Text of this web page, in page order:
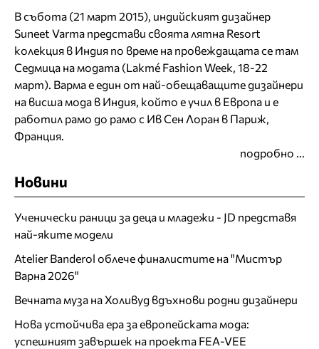
В събота (21 март 2015), индийският дизайнер
Suneet Varma представи своята лятна Resort
колекция в Индия по време на провеждащата се там
Седмица на модата (Lakmé Fashion Week, 18-22
март). Варма е един от най-обещаващите дизайнери
на висша мода в Индия, който е учил в Европа и е
работил рамо до рамо с Ив Сен Лоран в Париж,
Франция.
подробно ...
Новини
Ученически раници за деца и младежи - JD представя
най-яките модели
Atelier Banderol облече финалистите на "Мистър
Варна 2026"
Вечната муза на Холивуд вдъхнови родни дизайнери
Нова устойчива ера за европейската мода:
успешният завършек на проекта FEA-VEE